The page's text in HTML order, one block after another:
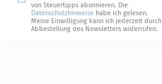
von Steuertipps abonnieren. Die
Datenschutzhinweise habe ich gelesen.
Meine Einwilligung kann ich jederzeit durch
Abbestellung des Newsletters widerrufen.